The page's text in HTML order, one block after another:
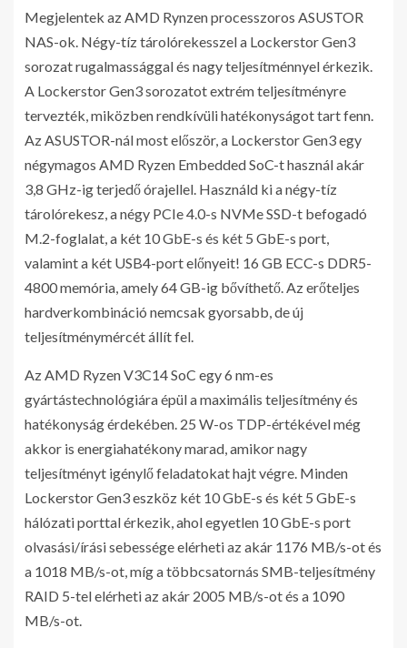
Megjelentek az AMD Rynzen processzoros ASUSTOR
NAS-ok. Négy-tíz tárolórekesszel a Lockerstor Gen3
sorozat rugalmassággal és nagy teljesítménnyel érkezik.
A Lockerstor Gen3 sorozatot extrém teljesítményre
tervezték, miközben rendkívüli hatékonyságot tart fenn.
Az ASUSTOR-nál most először, a Lockerstor Gen3 egy
négymagos AMD Ryzen Embedded SoC-t használ akár
3,8 GHz-ig terjedő órajellel. Használd ki a négy-tíz
tárolórekesz, a négy PCIe 4.0-s NVMe SSD-t befogadó
M.2-foglalat, a két 10 GbE-s és két 5 GbE-s port,
valamint a két USB4-port előnyeit! 16 GB ECC-s DDR5-
4800 memória, amely 64 GB-ig bővíthető. Az erőteljes
hardverkombináció nemcsak gyorsabb, de új
teljesítménymércét állít fel.
Az AMD Ryzen V3C14 SoC egy 6 nm-es
gyártástechnológiára épül a maximális teljesítmény és
hatékonyság érdekében. 25 W-os TDP-értékével még
akkor is energiahatékony marad, amikor nagy
teljesítményt igénylő feladatokat hajt végre. Minden
Lockerstor Gen3 eszköz két 10 GbE-s és két 5 GbE-s
hálózati porttal érkezik, ahol egyetlen 10 GbE-s port
olvasási/írási sebessége elérheti az akár 1176 MB/s-ot és
a 1018 MB/s-ot, míg a többcsatornás SMB-teljesítmény
RAID 5-tel elérheti az akár 2005 MB/s-ot és a 1090
MB/s-ot.